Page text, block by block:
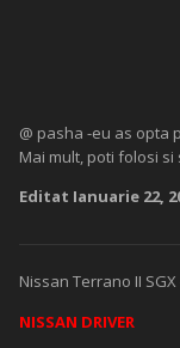
@ pasha -eu as opta
Mai mult, poti folosi
Editat Ianuarie 22,
Nissan Terrano II SGX
NISSAN DRIVER